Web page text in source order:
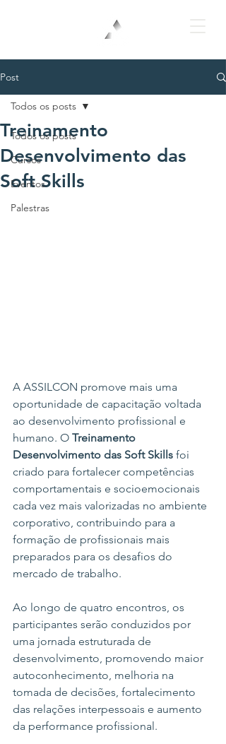
Post
Todos os posts
Cursos
Eventos
Palestras
Todos os posts
Treinamento
Desenvolvimento das
Soft Skills
A ASSILCON promove mais uma
oportunidade de capacitação voltada
ao desenvolvimento profissional e
humano. O Treinamento
Desenvolvimento das Soft Skills foi
criado para fortalecer competências
comportamentais e socioemocionais
cada vez mais valorizadas no ambiente
corporativo, contribuindo para a
formação de profissionais mais
preparados para os desafios do
mercado de trabalho.
Ao longo de quatro encontros, os
participantes serão conduzidos por
uma jornada estruturada de
desenvolvimento, promovendo maior
autoconhecimento, melhoria na
tomada de decisões, fortalecimento
das relações interpessoais e aumento
da performance profissional.